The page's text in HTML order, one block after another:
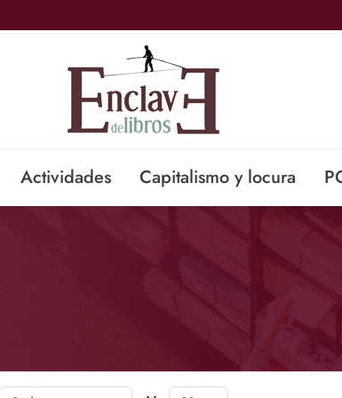
Actividades Capitalismo y locura